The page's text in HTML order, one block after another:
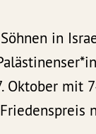
in
Oktober mit